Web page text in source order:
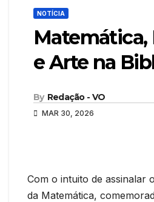
NOTÍCIA
e Arte na
By Redação - VO
MAR 30, 2026
Com o intuito de assinalar
da Matemática,